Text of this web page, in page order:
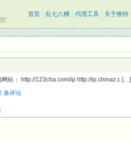
”
首页 乱七八糟 代理工具 关于推特
站： http://123cha.com/ip http://ip.chinaz.c […]
条评论